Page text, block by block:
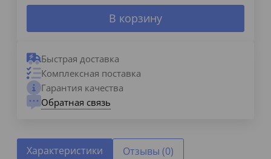
В корзину
Быстрая доставка
Комплексная поставка
Гарантия качества
Обратная связь
Характеристики Отзывы (0)